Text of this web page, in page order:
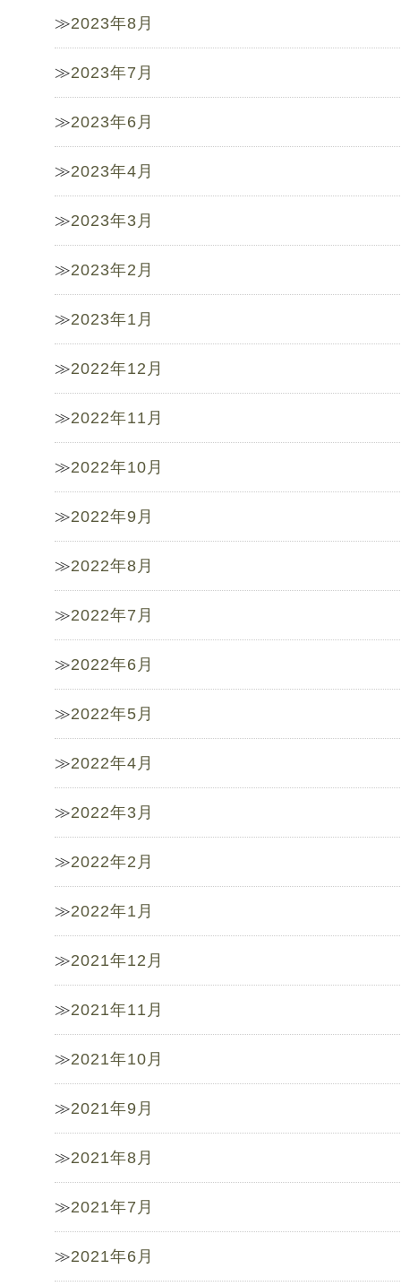
2023年8月
2023年7月
2023年6月
2023年4月
2023年3月
2023年2月
2023年1月
2022年12月
2022年11月
2022年10月
2022年9月
2022年8月
2022年7月
2022年6月
2022年5月
2022年4月
2022年3月
2022年2月
2022年1月
2021年12月
2021年11月
2021年10月
2021年9月
2021年8月
2021年7月
2021年6月